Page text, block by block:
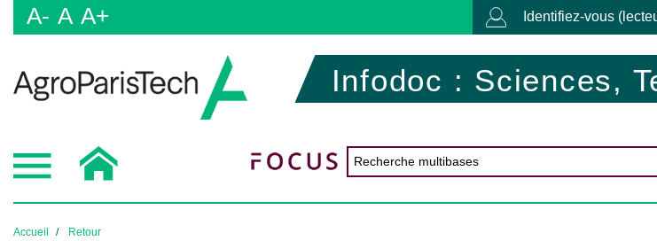
A- A A+ Identifiez-vous
Infodoc : Sciences,
Accueil Retour